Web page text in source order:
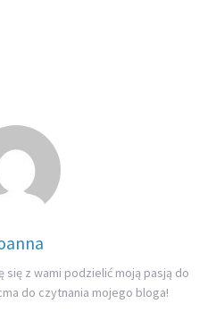
się z wami podzielić moją pasją do
do czytnania mojego bloga!